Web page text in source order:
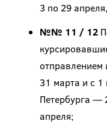
3 по 29
№№ 11 / 12
отправлением
31 марта и с 1
Петербурга —
апреля;